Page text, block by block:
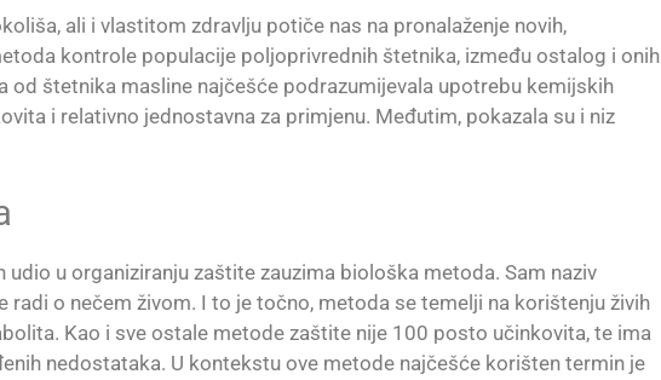
ali i vlastitom zdravlju potiče nas na pronalaženje novih,
kontrole populacije poljoprivrednih štetnika, između ostalog i onih
od štetnika masline najčešće podrazumijevala upotrebu kemijskih
i relativno jednostavna za primjenu. Međutim, pokazala su i niz
udio u organiziranju zaštite zauzima biološka metoda. Sam naziv
radi o nečem živom. I to je točno, metoda se temelji na korištenju živih
Kao i sve ostale metode zaštite nije 100 posto učinkovita, te ima
nedostataka. U kontekstu ove metode najčešće korišten termin je